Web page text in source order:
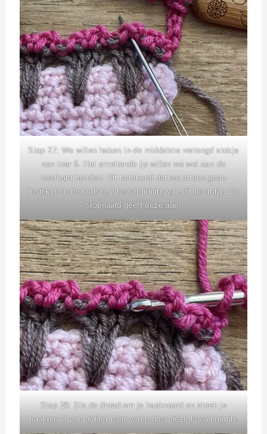
Stap 27: We willen haken in de middelste verlengd stokje
van toer 6. Het smeltende ijs willen we wel aan de
voorkant houden. Dit betekend dat we straks gaan
insteken in de laatste 2 lossenruimte van dit hoorntje. De
stopnaald geeft deze aan.
Stap 28: Sla de draad om je haaknaald en steek je
haaknaald van achter naar voren door deze lossenruimte